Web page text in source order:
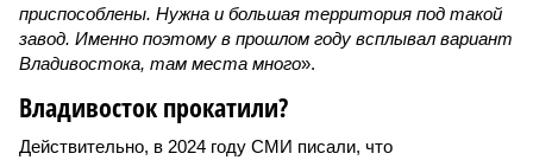
приспособлены. Нужна и большая территория под такой
завод. Именно поэтому в прошлом году всплывал вариант
Владивостока, там места много».
Владивосток прокатили?
Действительно, в 2024 году СМИ писали, что